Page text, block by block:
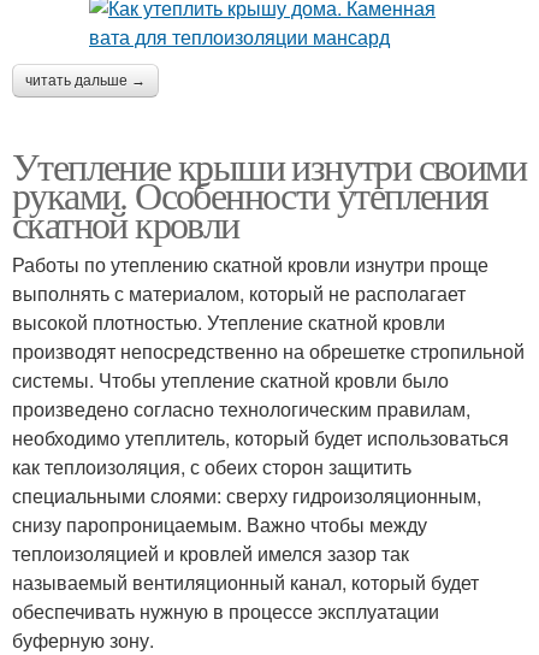
читать дальше →
Утепление крыши изнутри своими
руками. Особенности утепления
скатной кровли
Работы по утеплению скатной кровли изнутри проще
выполнять с материалом, который не располагает
высокой плотностью. Утепление скатной кровли
производят непосредственно на обрешетке стропильной
системы. Чтобы утепление скатной кровли было
произведено согласно технологическим правилам,
необходимо утеплитель, который будет использоваться
как теплоизоляция, с обеих сторон защитить
специальными слоями: сверху гидроизоляционным,
снизу паропроницаемым. Важно чтобы между
теплоизоляцией и кровлей имелся зазор так
называемый вентиляционный канал, который будет
обеспечивать нужную в процессе эксплуатации
буферную зону.